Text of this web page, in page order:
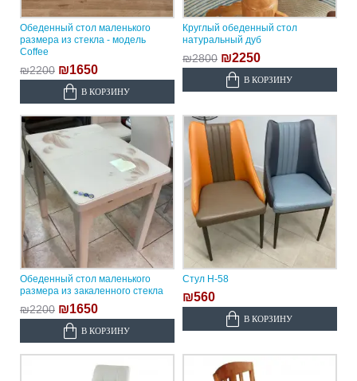
Обеденный стол маленького
размера из стекла - модель
Coffee
₪2200 ₪1650
В КОРЗИНУ
Круглый обеденный стол
натуральный дуб
₪2800 ₪2250
В КОРЗИНУ
Обеденный стол маленького
размера из закаленного стекла
₪2200 ₪1650
В КОРЗИНУ
Стул H-58
₪560
В КОРЗИНУ